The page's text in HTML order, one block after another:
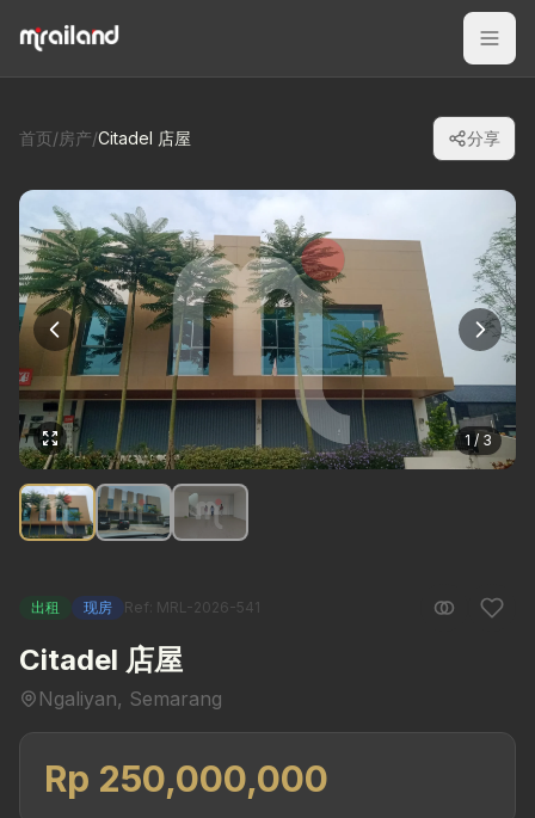
首页/房产/Citadel 店屋 分享
1 / 3
出租 现房 Ref: MRL-2026-541
Citadel 店屋
Ngaliyan, Semarang
Rp 250,000,000